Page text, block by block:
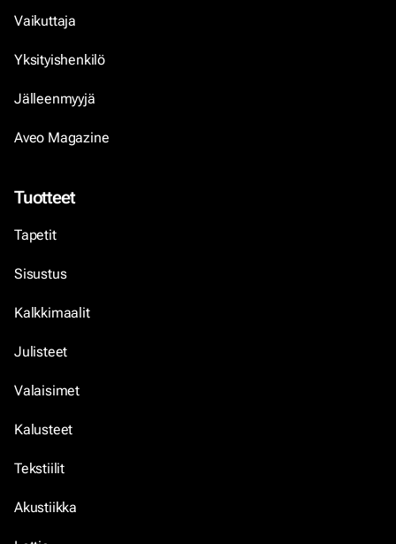
Vaikuttaja
Yksityishenkilö
Jälleenmyyjä
Aveo Magazine
Tuotteet
Tapetit
Sisustus
Kalkkimaalit
Julisteet
Valaisimet
Kalusteet
Tekstiilit
Akustiikka